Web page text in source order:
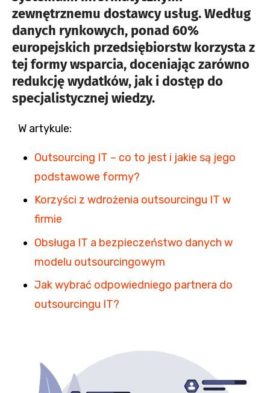
zewnętrznemu dostawcy usług. Według
danych rynkowych, ponad 60%
europejskich przedsiębiorstw korzysta z
tej formy wsparcia, doceniając zarówno
redukcję wydatków, jak i dostęp do
specjalistycznej wiedzy.
W artykule:
Outsourcing IT – co to jest i jakie są jego
podstawowe formy?
Korzyści z wdrożenia outsourcingu IT w
firmie
Obsługa IT a bezpieczeństwo danych w
modelu outsourcingowym
Jak wybrać odpowiedniego partnera do
outsourcingu IT?